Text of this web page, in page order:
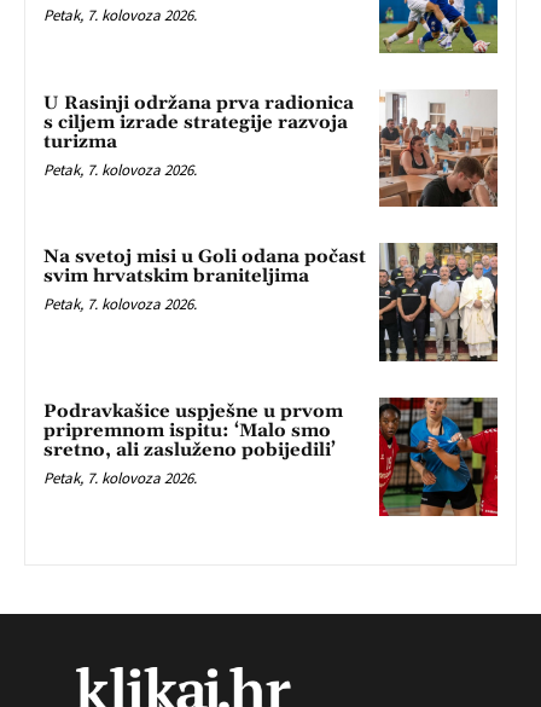
Petak, 7. kolovoza 2026.
U Rasinji održana prva radionica
s ciljem izrade strategije razvoja
turizma
Petak, 7. kolovoza 2026.
Na svetoj misi u Goli odana počast
svim hrvatskim braniteljima
Petak, 7. kolovoza 2026.
Podravkašice uspješne u prvom
pripremnom ispitu: ‘Malo smo
sretno, ali zasluženo pobijedili’
Petak, 7. kolovoza 2026.